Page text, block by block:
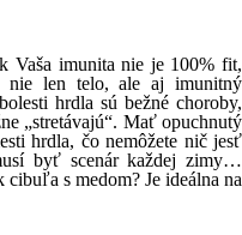
Vaša imunita nie je 100% fit,
nie len telo, ale aj imunitný
hrdla sú bežné choroby,
„stretávajú“. Mať opuchnutý
hrdla, čo nemôžete nič jesť
byť scenár každej zimy…
s medom? Je ideálna na